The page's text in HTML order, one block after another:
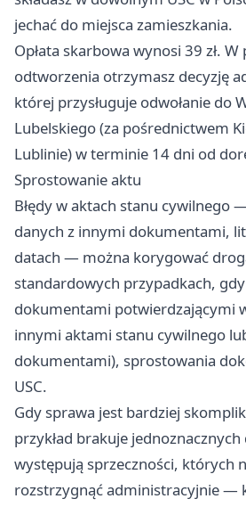
jechać do miejsca zamieszkania.
Opłata skarbowa wynosi 39 zł.
odtworzenia otrzymasz decyzję
której przysługuje odwołanie do
Lubelskiego (za pośrednictwem
Lublinie) w terminie 14 dni od
Sprostowanie aktu
Błędy w aktach stanu cywilnego
danych z innymi dokumentami,
datach — można korygować
standardowych przypadkach,
dokumentami potwierdzającymi
innymi aktami stanu cywilnego
dokumentami), sprostowania
USC.
Gdy sprawa jest bardziej
przykład brakuje
występują sprzeczności, których
rozstrzygnąć administracyjnie —